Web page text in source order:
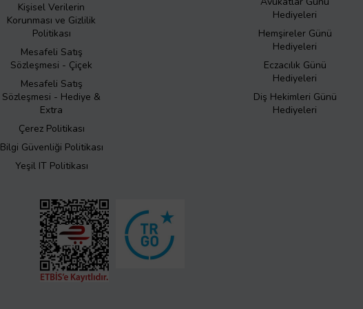
Kişisel Verilerin
Korunması ve Gizlilik
Politikası
Mesafeli Satış
Sözleşmesi - Çiçek
Mesafeli Satış
Sözleşmesi - Hediye &
Extra
Çerez Politikası
Bilgi Güvenliği Politikası
Yeşil IT Politikası
Hediyeleri
Hemşireler Günü
Hediyeleri
Eczacılık Günü
Hediyeleri
Diş Hekimleri Günü
Hediyeleri